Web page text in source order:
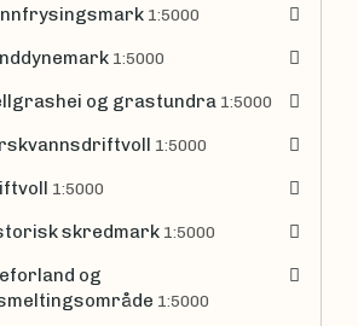
1:5000
1:5000
og grastundra 1:5000
1:5000
1:5000
skredmark 1:5000
og
1:5000